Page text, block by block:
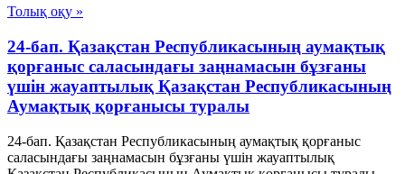
Толық оқу »
24-бап. Қазақстан Республикасының аумақтық
қорғаныс саласындағы заңнамасын бұзғаны
үшін жауаптылық Қазақстан Республикасының
Аумақтық қорғанысы туралы
24-бап. Қазақстан Республикасының аумақтық қорғаныс
саласындағы заңнамасын бұзғаны үшін жауаптылық